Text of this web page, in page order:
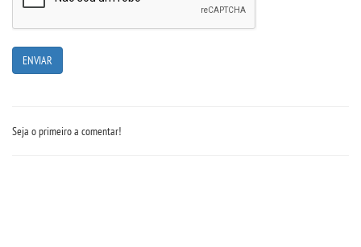
Seja o primeiro a comentar!